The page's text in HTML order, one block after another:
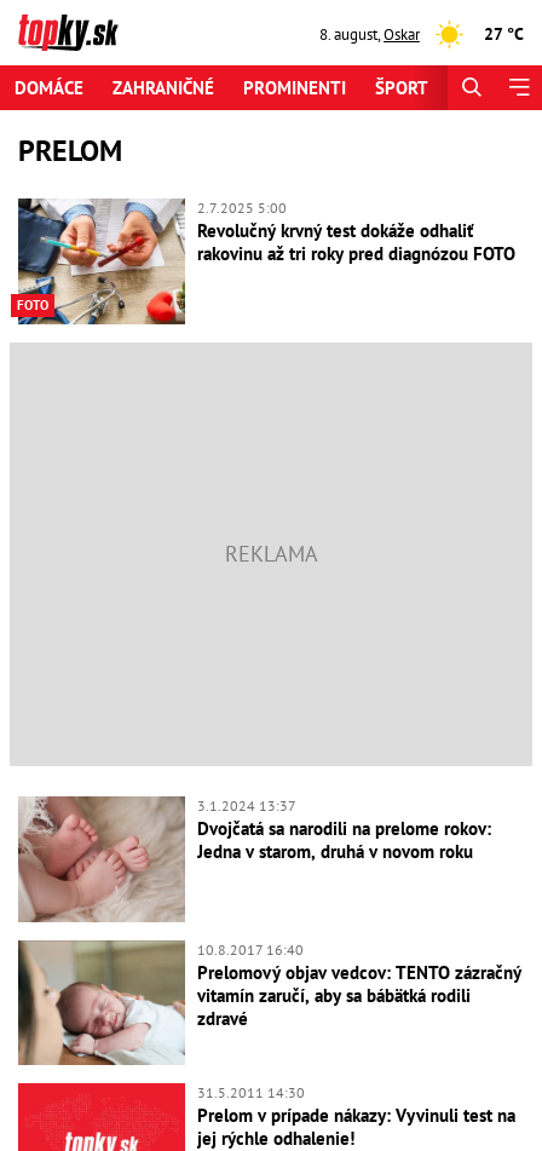
8. august,Oskar 27 °C
DOMÁCE ZAHRANIČNÉ PROMINENTI ŠPORT
PRELOM
FOTO
2.7.2025 5:00
Revolučný krvný test dokáže odhaliť
rakovinu až tri roky pred diagnózou FOTO
3.1.2024 13:37
Dvojčatá sa narodili na prelome rokov:
Jedna v starom, druhá v novom roku
10.8.2017 16:40
Prelomový objav vedcov: TENTO zázračný
vitamín zaručí, aby sa bábätká rodili
zdravé
31.5.2011 14:30
Prelom v prípade nákazy: Vyvinuli test na
jej rýchle odhalenie!